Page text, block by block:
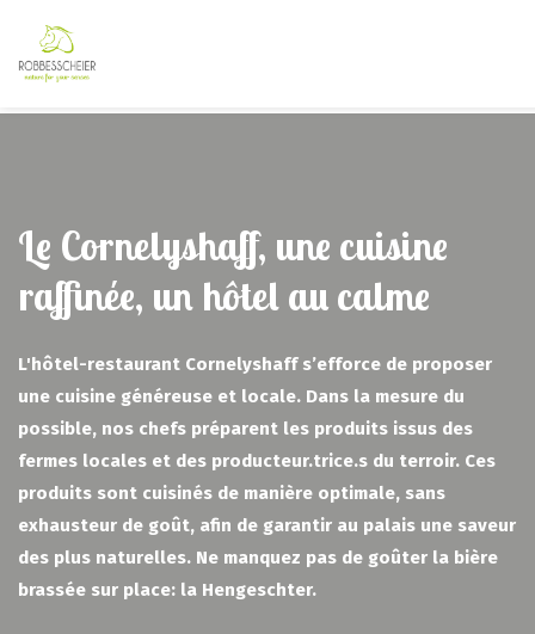
Le Cornelyshaff, une cuisine
raffinée, un hôtel au calme
L'hôtel-restaurant Cornelyshaff s’efforce de proposer
une cuisine généreuse et locale. Dans la mesure du
possible, nos chefs préparent les produits issus des
fermes locales et des producteur.trice.s du terroir. Ces
produits sont cuisinés de manière optimale, sans
exhausteur de goût, afin de garantir au palais une saveur
des plus naturelles. Ne manquez pas de goûter la bière
brassée sur place: la Hengeschter.